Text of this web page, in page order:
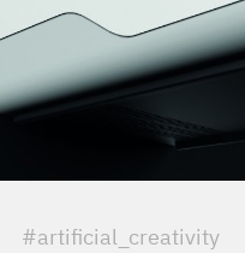
#artificial_creativity